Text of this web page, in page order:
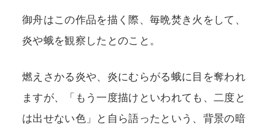
御舟はこの作品を描く際、毎晩焚き火をして、
炎や蛾を観察したとのこと。
燃えさかる炎や、炎にむらがる蛾に目を奪われ
ますが、「もう一度描けといわれても、二度と
は出せない色」と自ら語ったという、背景の暗